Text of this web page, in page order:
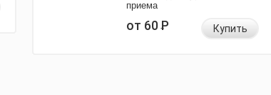
приема
от 60Р Купить